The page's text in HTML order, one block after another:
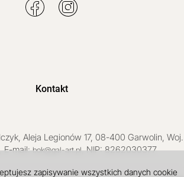
Kontakt
, Aleja Legionów 17, 08-400 Garwolin, Woj.
E-mail:bok@gal-art.pl, NIP: 8262030377
zapisywanie wszystkich danych cookie